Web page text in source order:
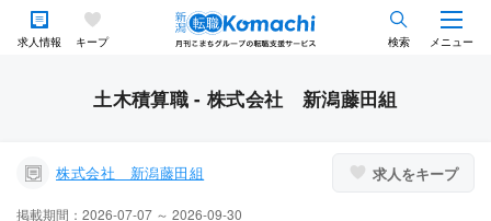
求人情報 キープ 検索 メニュー
土木積算職 - 株式会社 新潟藤田組
株式会社 新潟藤田組 求人をキープ
掲載期間：2026-07-07 ～ 2026-09-30